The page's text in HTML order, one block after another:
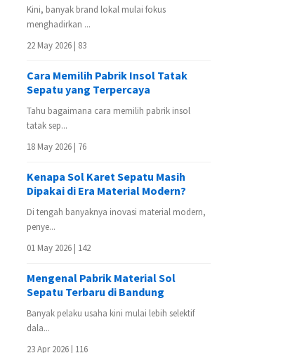
Kini, banyak brand lokal mulai fokus
menghadirkan ...
22 May 2026 | 83
Cara Memilih Pabrik Insol Tatak
Sepatu yang Terpercaya
Tahu bagaimana cara memilih pabrik insol
tatak sep...
18 May 2026 | 76
Kenapa Sol Karet Sepatu Masih
Dipakai di Era Material Modern?
Di tengah banyaknya inovasi material modern,
penye...
01 May 2026 | 142
Mengenal Pabrik Material Sol
Sepatu Terbaru di Bandung
Banyak pelaku usaha kini mulai lebih selektif
dala...
23 Apr 2026 | 116